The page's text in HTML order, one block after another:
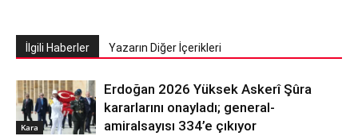
İlgili Haberler Yazarın Diğer İçerikleri
Kara
Erdoğan 2026 Yüksek Askerî Şûra
kararlarını onayladı; general-
amiralsayısı 334’e çıkıyor